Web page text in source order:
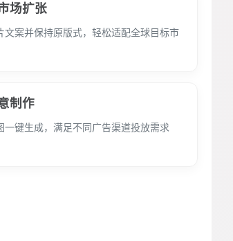
场扩张
文案并保持原版式，轻松适配全球目标市
制作
一键生成，满足不同广告渠道投放需求